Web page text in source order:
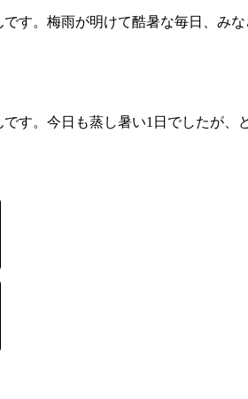
す。梅雨が明けて酷暑な毎日、み
す。今日も蒸し暑い1日でしたが